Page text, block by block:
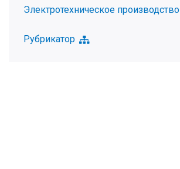
Электротехническое производство
Рубрикатор